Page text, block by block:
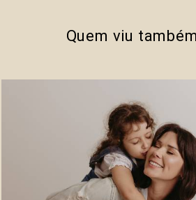
Quem viu